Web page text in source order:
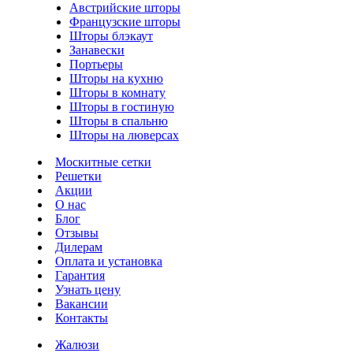
Австрийские шторы
Французские шторы
Шторы блэкаут
Занавески
Портьеры
Шторы на кухню
Шторы в комнату
Шторы в гостиную
Шторы в спальню
Шторы на люверсах
Москитные сетки
Решетки
Акции
О нас
Блог
Отзывы
Дилерам
Оплата и установка
Гарантия
Узнать цену
Вакансии
Контакты
Жалюзи